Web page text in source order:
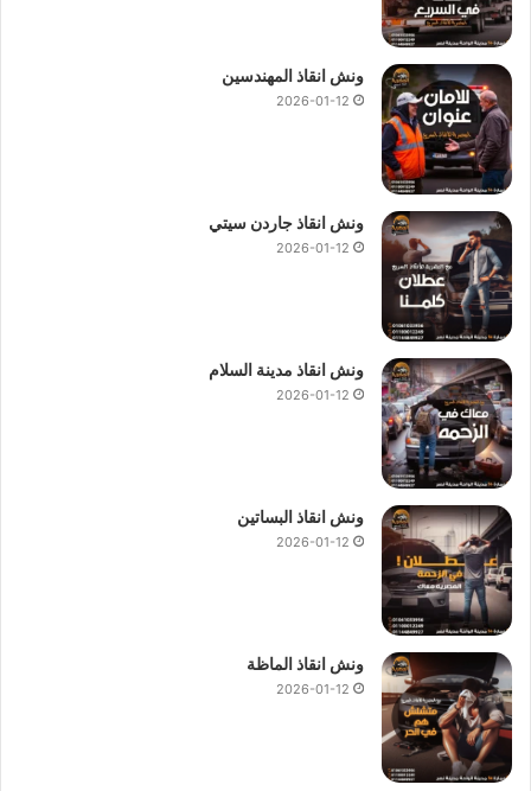
ونش انقاذ المهندسين
2026-01-12
ونش انقاذ جاردن سيتي
2026-01-12
ونش انقاذ مدينة السلام
2026-01-12
ونش انقاذ البساتين
2026-01-12
ونش انقاذ الماظة
2026-01-12